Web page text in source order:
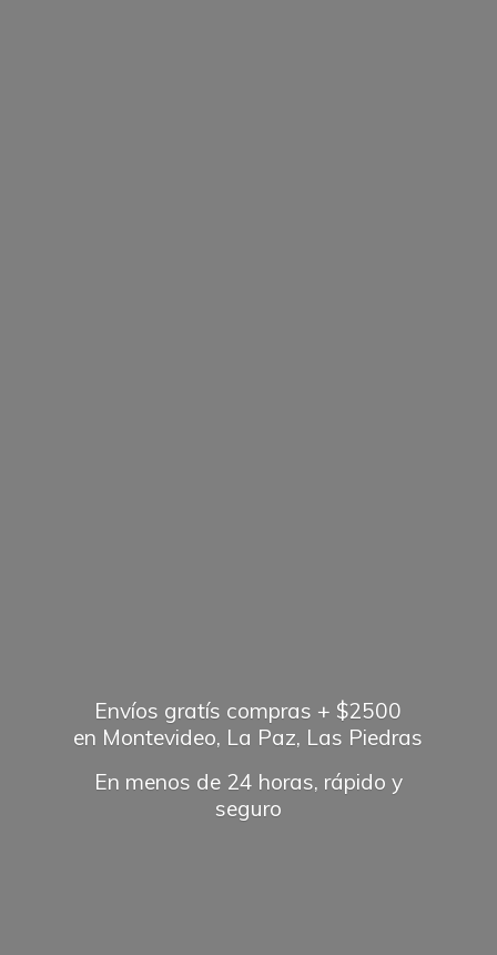
Envíos gratís compras + $2500
en Montevideo, La Paz, Las Piedras
En menos de 24 horas, rápido y
seguro